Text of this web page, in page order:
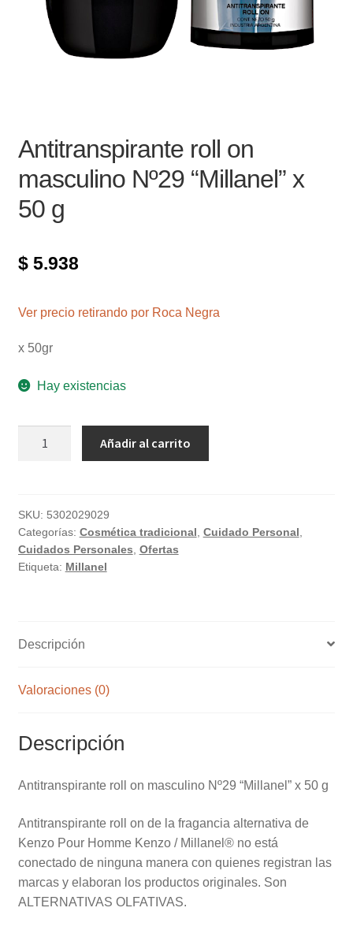
Sugerencias y consultas
Antitranspirante roll on
masculino Nº29 “Millanel” x
50 g
$5.938
Ver precio retirando por Roca Negra
x 50gr
Hay existencias
Nº29
"Millanel"
x
50
Añadir al carrito
SKU: 5302029029
Categorías: Cosmética tradicional Cuidado Personal
Cuidados Personales Ofertas
Etiqueta: Millanel
Descripción
Valoraciones (0)
Descripción
Antitranspirante roll on masculino Nº29 “Millanel” x 50 g
Antitranspirante roll on de la fragancia alternativa de
Kenzo Pour Homme Kenzo / Millanel® no está
conectado de ninguna manera con quienes registran las
marcas y elaboran los productos originales. Son
ALTERNATIVAS OLFATIVAS.